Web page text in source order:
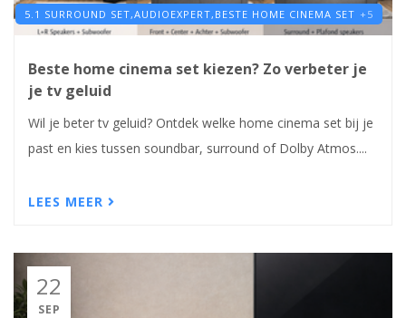
5.1 SURROUND SET,AUDIOEXPERT, BESTE HOME CINEMA SET +5
Beste home cinema set kiezen? Zo verbeter je
je tv geluid
Wil je beter tv geluid? Ontdek welke home cinema set bij je
past en kies tussen soundbar, surround of Dolby Atmos....
LEES MEER
22
SEP